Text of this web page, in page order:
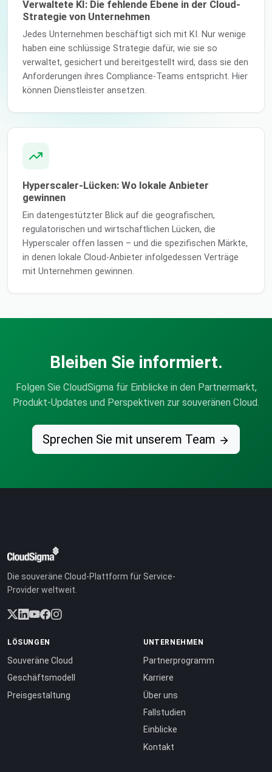
Verwaltete KI: Die fehlende Ebene in der Cloud-
Strategie von Unternehmen
Jedes Unternehmen beschäftigt sich mit KI. Nur wenige
haben eine schlüssige Strategie dafür, wie sie so
verwaltet, gesichert und bereitgestellt wird, dass sie den
Anforderungen ihres Compliance-Teams entspricht. Hier
können Dienstleister ansetzen.
Hyperscaler-Lücken: Wo lokale Anbieter
gewinnen
Ein datengestützter Blick auf die geografischen,
regulatorischen und wirtschaftlichen Lücken, die
Hyperscaler offen lassen – und die spezifischen Märkte,
in denen lokale Cloud-Anbieter infolgedessen Verträge
mit Unternehmen gewinnen.
Bleiben Sie informiert.
Folgen Sie CloudSigma für Einblicke in den Partnermarkt,
Produkt-Updates und Perspektiven zur souveränen Cloud.
Sprechen Sie mit unserem Team
Die souveräne Cloud-Plattform für Service-
Provider weltweit.
LÖSUNGEN
Souveräne Cloud
Geschäftsmodell
Preisgestaltung
UNTERNEHMEN
Partnerprogramm
Karriere
Über uns
Fallstudien
Einblicke
Kontakt